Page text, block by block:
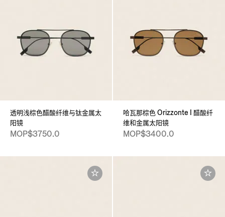
透明浅棕色醋酸纤维与钛金属太
阳镜
MOP$3750.0
哈瓦那棕色 Orizzonte I 醋酸纤
维和金属太阳镜
MOP$3400.0